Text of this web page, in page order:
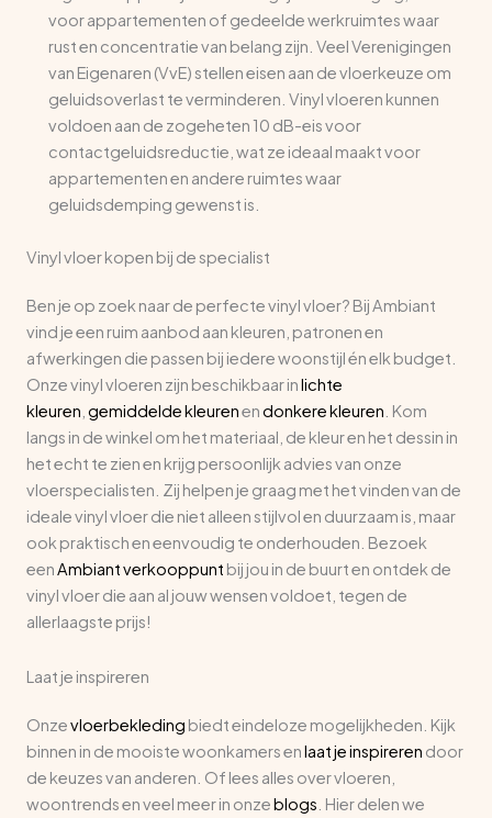
voor appartementen of gedeelde werkruimtes waar
rust en concentratie van belang zijn. Veel Verenigingen
van Eigenaren (VvE) stellen eisen aan de vloerkeuze om
geluidsoverlast te verminderen. Vinyl vloeren kunnen
voldoen aan de zogeheten 10 dB-eis voor
contactgeluidsreductie, wat ze ideaal maakt voor
appartementen en andere ruimtes waar
geluidsdemping gewenst is.
Vinyl vloer kopen bij de specialist
Ben je op zoek naar de perfecte vinyl vloer? Bij Ambiant
vind je een ruim aanbod aan kleuren, patronen en
afwerkingen die passen bij iedere woonstijl én elk budget.
Onze vinyl vloeren zijn beschikbaar inlichte
kleuren gemiddelde kleurenendonkere kleuren . Kom
langs in de winkel om het materiaal, de kleur en het dessin in
het echt te zien en krijg persoonlijk advies van onze
vloerspecialisten. Zij helpen je graag met het vinden van de
ideale vinyl vloer die niet alleen stijlvol en duurzaam is, maar
ook praktisch en eenvoudig te onderhouden. Bezoek
eenAmbiant verkooppunt bij jou in de buurt en ontdek de
vinyl vloer die aan al jouw wensen voldoet, tegen de
allerlaagste prijs!
Laat je inspireren
Onzevloerbekleding biedt eindeloze mogelijkheden. Kijk
binnen in de mooiste woonkamers enlaat je inspireren door
de keuzes van anderen. Of lees alles over vloeren,
woontrends en veel meer in onzeblogs . Hier delen we